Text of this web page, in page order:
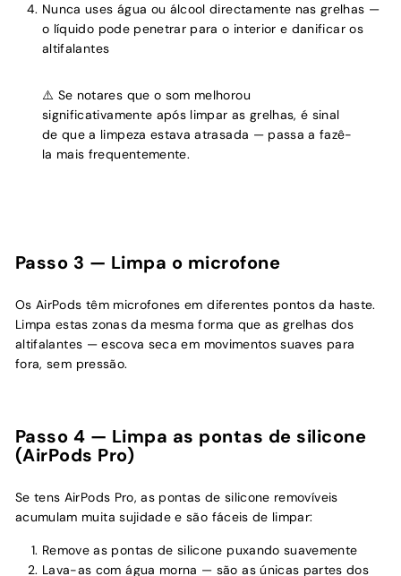
Nunca uses água ou álcool directamente nas grelhas —
o líquido pode penetrar para o interior e danificar os
altifalantes
⚠️ Se notares que o som melhorou
significativamente após limpar as grelhas, é sinal
de que a limpeza estava atrasada — passa a fazê-
la mais frequentemente.
Passo 3 — Limpa o microfone
Os AirPods têm microfones em diferentes pontos da haste.
Limpa estas zonas da mesma forma que as grelhas dos
altifalantes — escova seca em movimentos suaves para
fora, sem pressão.
Passo 4 — Limpa as pontas de silicone
(AirPods Pro)
Se tens AirPods Pro, as pontas de silicone removíveis
acumulam muita sujidade e são fáceis de limpar:
Remove as pontas de silicone puxando suavemente
Lava-as com água morna — são as únicas partes dos